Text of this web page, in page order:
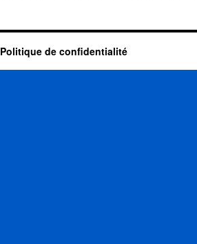
Politique de confidentialité